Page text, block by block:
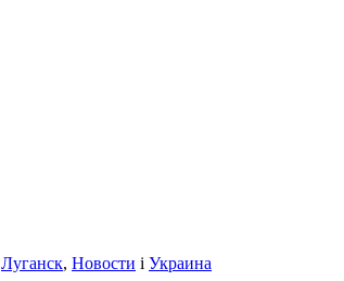
Луганск, Новости і Украина